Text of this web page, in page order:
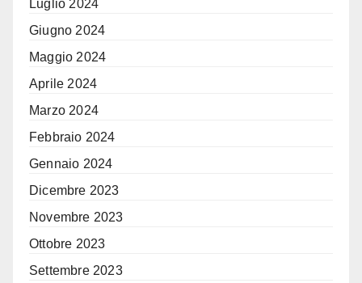
Luglio 2024
Giugno 2024
Maggio 2024
Aprile 2024
Marzo 2024
Febbraio 2024
Gennaio 2024
Dicembre 2023
Novembre 2023
Ottobre 2023
Settembre 2023